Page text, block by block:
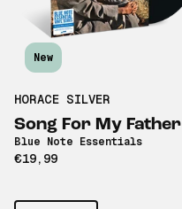
New
HORACE SILVER
Song For My Father
Blue Note Essentials
€19,99